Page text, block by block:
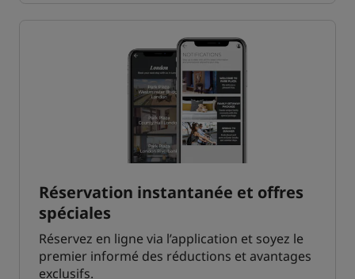
Réservation instantanée et offres
spéciales
Réservez en ligne via l’application et soyez le
premier informé des réductions et avantages
exclusifs.